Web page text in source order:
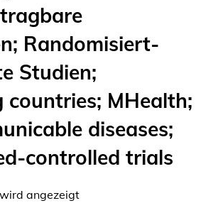
Randomisiert-
Studien;
countries; MHealth;
diseases;
controlled trials
angezeigt